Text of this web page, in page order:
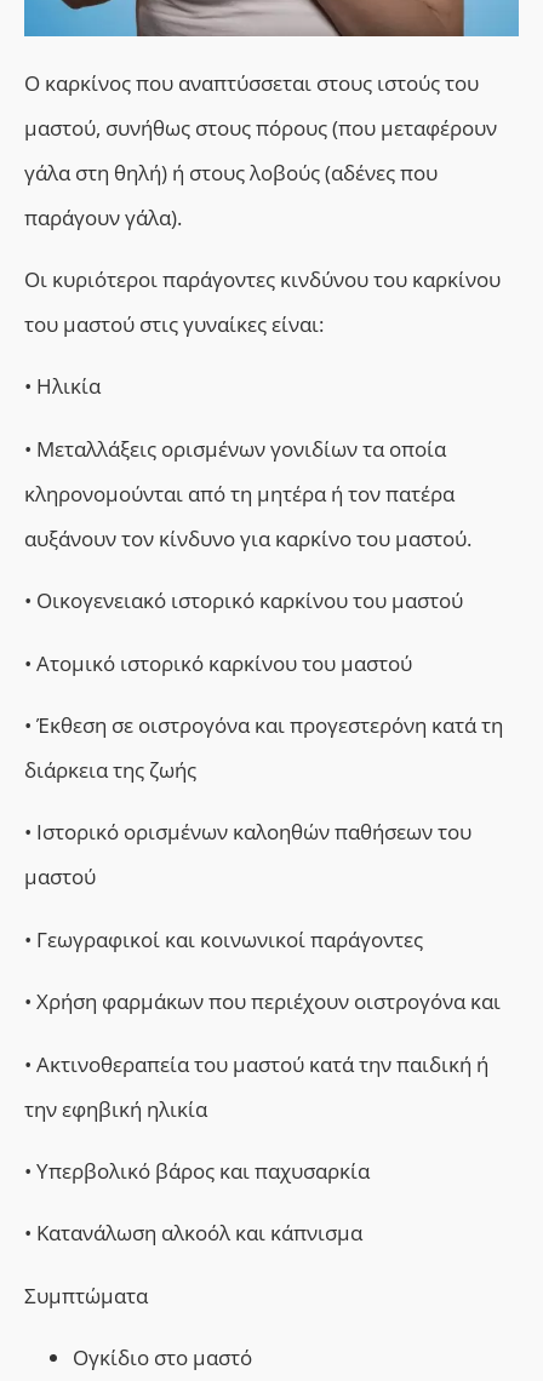
Ο καρκίνος που αναπτύσσεται στους ιστούς του
μαστού, συνήθως στους πόρους (που μεταφέρουν
γάλα στη θηλή) ή στους λοβούς (αδένες που
παράγουν γάλα).
Οι κυριότεροι παράγοντες κινδύνου του καρκίνου
του μαστού στις γυναίκες είναι:
• Ηλικία
• Mεταλλάξεις ορισμένων γονιδίων τα οποία
κληρονομούνται από τη μητέρα ή τον πατέρα
αυξάνουν τον κίνδυνο για καρκίνο του μαστού.
• Οικογενειακό ιστορικό καρκίνου του μαστού
• Ατομικό ιστορικό καρκίνου του μαστού
• Έκθεση σε οιστρογόνα και προγεστερόνη κατά τη
διάρκεια της ζωής
• Ιστορικό ορισμένων καλοηθών παθήσεων του
μαστού
• Γεωγραφικοί και κοινωνικοί παράγοντες
• Χρήση φαρμάκων που περιέχουν οιστρογόνα και
• Ακτινοθεραπεία του μαστού κατά την παιδική ή
την εφηβική ηλικία
• Υπερβολικό βάρος και παχυσαρκία
• Κατανάλωση αλκοόλ και κάπνισμα
Συμπτώματα
Ογκίδιο στο μαστό